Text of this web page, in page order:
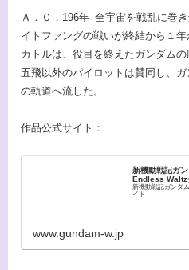
Ａ．Ｃ．196年–全宇宙を戦乱に巻
イトファングの戦いが終結から１年
カトルは、役目を終えたガンダム
五飛以外のパイロットは賛同し、
の軌道へ流した。
作品公式サイト：
新機動戦記ガ
Endless Waltz
新機動戦記ガンダ
イト
www.gundam-w.jp